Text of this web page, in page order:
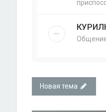
Новая тема